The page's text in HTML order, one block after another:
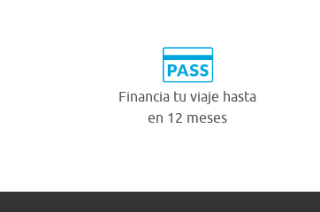
Financia tu viaje hasta
en 12 meses